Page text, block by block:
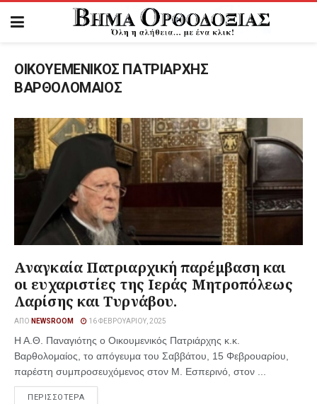
ΟΙΚΟΥΕΜΕΝΙΚΟΣ ΠΑΤΡΙΑΡΧΗΣ
ΒΑΡΘΟΛΟΜΑΙΟΣ
Aναγκαία Πατριαρχική παρέμβαση και
οι ευχαριστίες της Ιεράς Μητροπόλεως
Λαρίσης και Τυρνάβου.
ΑΠΌ NEWSROOM 16 ΦΕΒΡΟΥΑΡΊΟΥ, 2025
Η Α.Θ. Παναγιότης ο Οικουμενικός Πατριάρχης κ.κ.
Βαρθολομαίος, το απόγευμα του Σαββάτου, 15 Φεβρουαρίου,
παρέστη συμπροσευχόμενος στον Μ. Εσπερινό, στον ...
ΠΕΡΙΣΣΟΤΕΡΑ